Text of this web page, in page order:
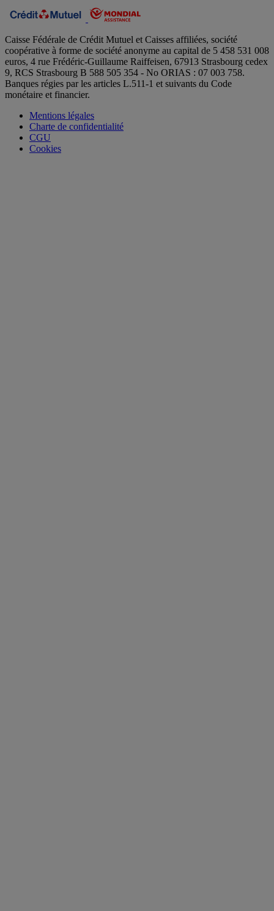
Caisse Fédérale de Crédit Mutuel et Caisses affiliées, société
coopérative à forme de société anonyme au capital de 5 458 531 008
euros, 4 rue Frédéric-Guillaume Raiffeisen, 67913 Strasbourg cedex
9, RCS Strasbourg B 588 505 354 - No ORIAS : 07 003 758.
Banques régies par les articles L.511-1 et suivants du Code
monétaire et financier.
Mentions légales
Charte de confidentialité
CGU
Cookies